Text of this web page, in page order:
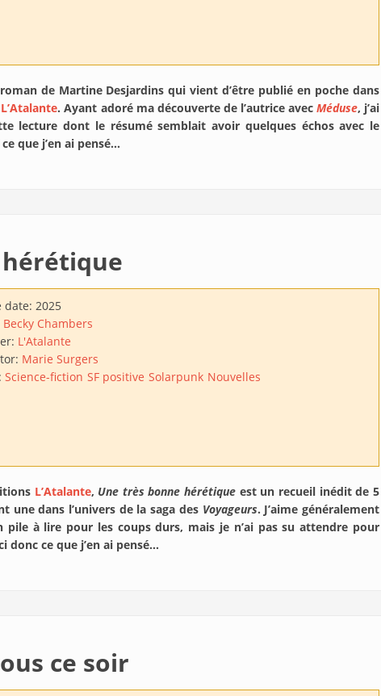
de Martine Desjardins qui vient d’être publié en poche dans
. Ayant adoré ma découverte de l’autrice avec Méduse, j’ai
lecture dont le résumé semblait avoir quelques échos avec le
que j’en ai pensé…
date: 2025
Becky Chambers
L'Atalante
Marie Surgers
Science-fiction SF positive Solarpunk Nouvelles
L’Atalante, Une très bonne hérétique est un recueil inédit de 5
une dans l’univers de la saga des Voyageurs. J’aime généralement
pile à lire pour les coups durs, mais je n’ai pas su attendre pour
ce que j’en ai pensé…
ce soir